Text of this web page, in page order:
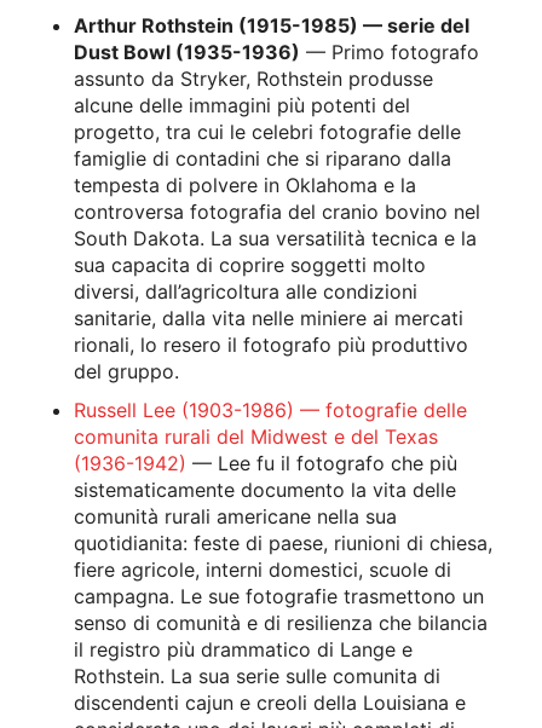
Arthur Rothstein (1915-1985) — serie del
Dust Bowl (1935-1936) — Primo fotografo
assunto da Stryker, Rothstein produsse
alcune delle immagini più potenti del
progetto, tra cui le celebri fotografie delle
famiglie di contadini che si riparano dalla
tempesta di polvere in Oklahoma e la
controversa fotografia del cranio bovino nel
South Dakota. La sua versatilità tecnica e la
sua capacita di coprire soggetti molto
diversi, dall’agricoltura alle condizioni
sanitarie, dalla vita nelle miniere ai mercati
rionali, lo resero il fotografo più produttivo
del gruppo.
Russell Lee (1903-1986) — fotografie delle
comunita rurali del Midwest e del Texas
(1936-1942) — Lee fu il fotografo che più
sistematicamente documento la vita delle
comunità rurali americane nella sua
quotidianita: feste di paese, riunioni di chiesa,
fiere agricole, interni domestici, scuole di
campagna. Le sue fotografie trasmettono un
senso di comunità e di resilienza che bilancia
il registro più drammatico di Lange e
Rothstein. La sua serie sulle comunita di
discendenti cajun e creoli della Louisiana e